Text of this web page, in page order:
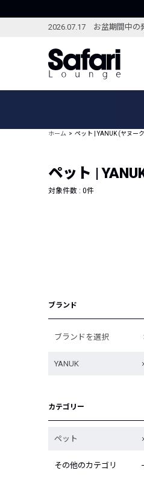
2026.07.17 お盆期間中の
ブランドから探す
新着アイテム
編集部のおすすめアイテム
ホーム ペット | YANUK (ヤヌー
ペット |
対象件数 : 0件
ブランド
ブランドを選択
YANUK
カテゴリー
ペット
その他のカテゴリ